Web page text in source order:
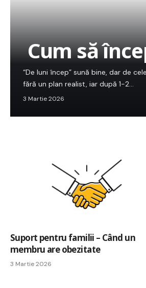
Cum să
“De luni încep” sună bine, dar de
fără un plan realist, iar după 1-2…
3 Martie 2026
Suport pentru familii – Când un
membru are obezitate
3 Martie 2026